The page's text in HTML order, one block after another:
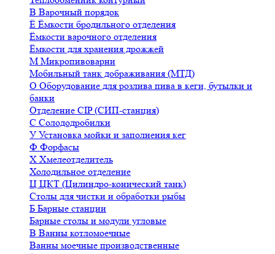
В Варочный порядок
Ё Ёмкости бродильного отделения
Ёмкости варочного отделения
Ёмкости для хранения дрожжей
М Микропивоварни
Мобильный танк дображивания (МТД)
О Оборудование для розлива пива в кеги, бутылки и
банки
Отделение CIP (СИП-станция)
С Солододробилки
У Установка мойки и заполнения кег
Ф Форфасы
Х Хмелеотделитель
Холодильное отделение
Ц ЦКТ (Цилиндро-конический танк)
Столы для чистки и обработки рыбы
Б Барные станции
Барные столы и модули угловые
В Ванны котломоечные
Ванны моечные производственные